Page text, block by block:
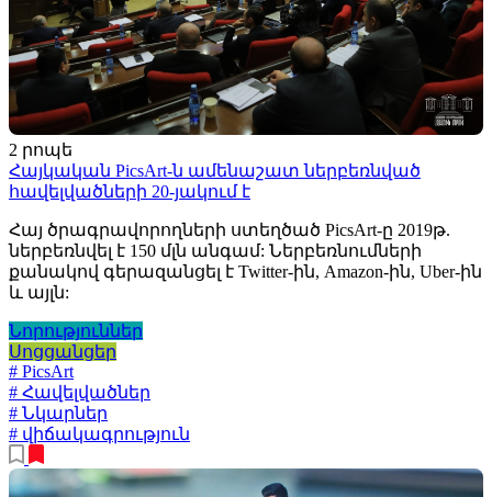
2 րոպե
Հայկական PicsArt-ն ամենաշատ ներբեռնված
հավելվածների 20-յակում է
Հայ ծրագրավորողների ստեղծած PicsArt-ը 2019թ.
ներբեռնվել է 150 մլն անգամ: Ներբեռնումների
քանակով գերազանցել է Twitter-ին, Amazon-ին, Uber-ին
և այլն:
Նորություններ
Սոցցանցեր
# PicsArt
# Հավելվածներ
# Նկարներ
# վիճակագրություն